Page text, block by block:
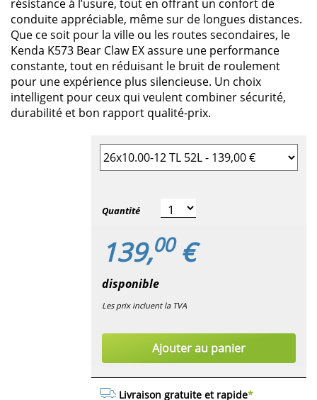
résistance à l’usure, tout en offrant un confort de
conduite appréciable, même sur de longues distances.
Que ce soit pour la ville ou les routes secondaires, le
Kenda K573 Bear Claw EX assure une performance
constante, tout en réduisant le bruit de roulement
pour une expérience plus silencieuse. Un choix
intelligent pour ceux qui veulent combiner sécurité,
durabilité et bon rapport qualité-prix.
Sélectionner la taille du pneu
Quantité
139,00€
disponible
Les prix incluent la TVA
Ajouter au panier
Livraison gratuite et rapide*